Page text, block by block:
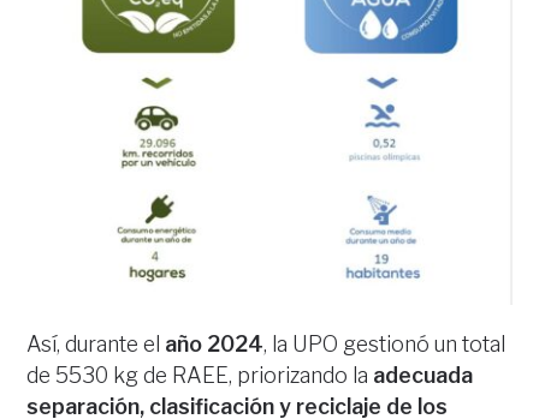
Así, durante el año 2024, la UPO gestionó un total
de 5530 kg de RAEE, priorizando la adecuada
separación, clasificación y reciclaje de los